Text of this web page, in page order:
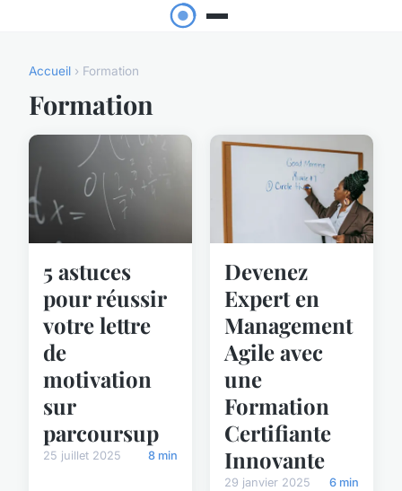
Accueil › Formation
Formation
5 astuces
pour réussir
votre lettre
de
motivation
sur
parcoursup
25 juillet 2025 8 min
Devenez
Expert en
Management
Agile avec
une
Formation
Certifiante
Innovante
29 janvier 2025 6 min